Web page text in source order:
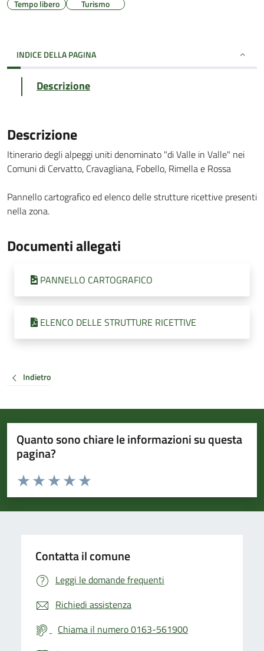
Tempo libero Turismo
INDICE DELLA PAGINA
Descrizione
Descrizione
Itinerario degli alpeggi uniti denominato "di Valle in Valle" nei
Comuni di Cervatto, Cravagliana, Fobello, Rimella e Rossa
Pannello cartografico ed elenco delle strutture ricettive presenti
nella zona.
Documenti allegati
PANNELLO CARTOGRAFICO
ELENCO DELLE STRUTTURE RICETTIVE
Indietro
Quanto sono chiare le informazioni su questa
pagina?
Valuta da 1 a 5 stelle la pagina
Valuta 5 stelle su 5
Valuta 4 stelle su 5
Valuta 3 stelle su 5
Valuta 2 stelle su 5
Valuta 1 stelle su 5
Contatta il comune
Leggi le domande frequenti
Richiedi assistenza
Chiama il numero 0163-561900